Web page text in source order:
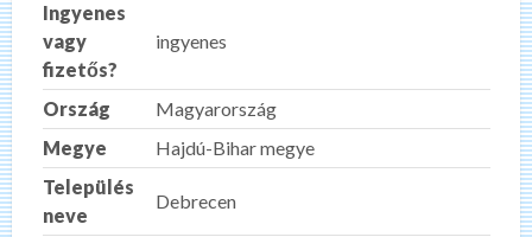
Ingyenes
vagy
fizetős?
ingyenes
Ország
Magyarország
Megye
Hajdú-Bihar megye
Település
neve
Debrecen